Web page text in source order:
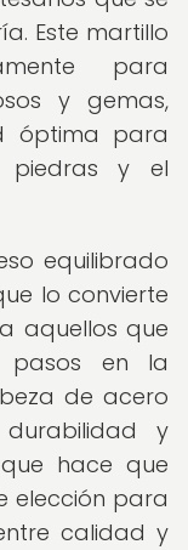
Este martillo
para
y gemas,
óptima para
piedras y el
equilibrado
lo convierte
aquellos que
pasos en la
de acero
y
hace que
elección para
calidad y